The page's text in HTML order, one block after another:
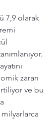
7,9 olarak
zararı
ve bu